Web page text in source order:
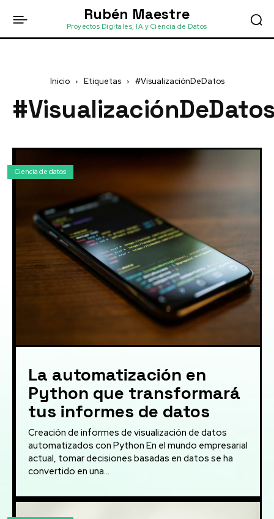
Rubén Maestre
Proyectos Digitales, IA y Ciencia de Datos
Inicio Etiquetas #VisualizaciónDeDatos
Ciencia de datos
La automatización en
Python que transformará
tus informes de datos
Creación de informes de visualización de datos
automatizados con Python En el mundo empresarial
actual, tomar decisiones basadas en datos se ha
convertido en una...